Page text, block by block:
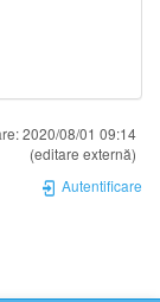
2020/08/01 09:14
(editare externă)
Autentificare